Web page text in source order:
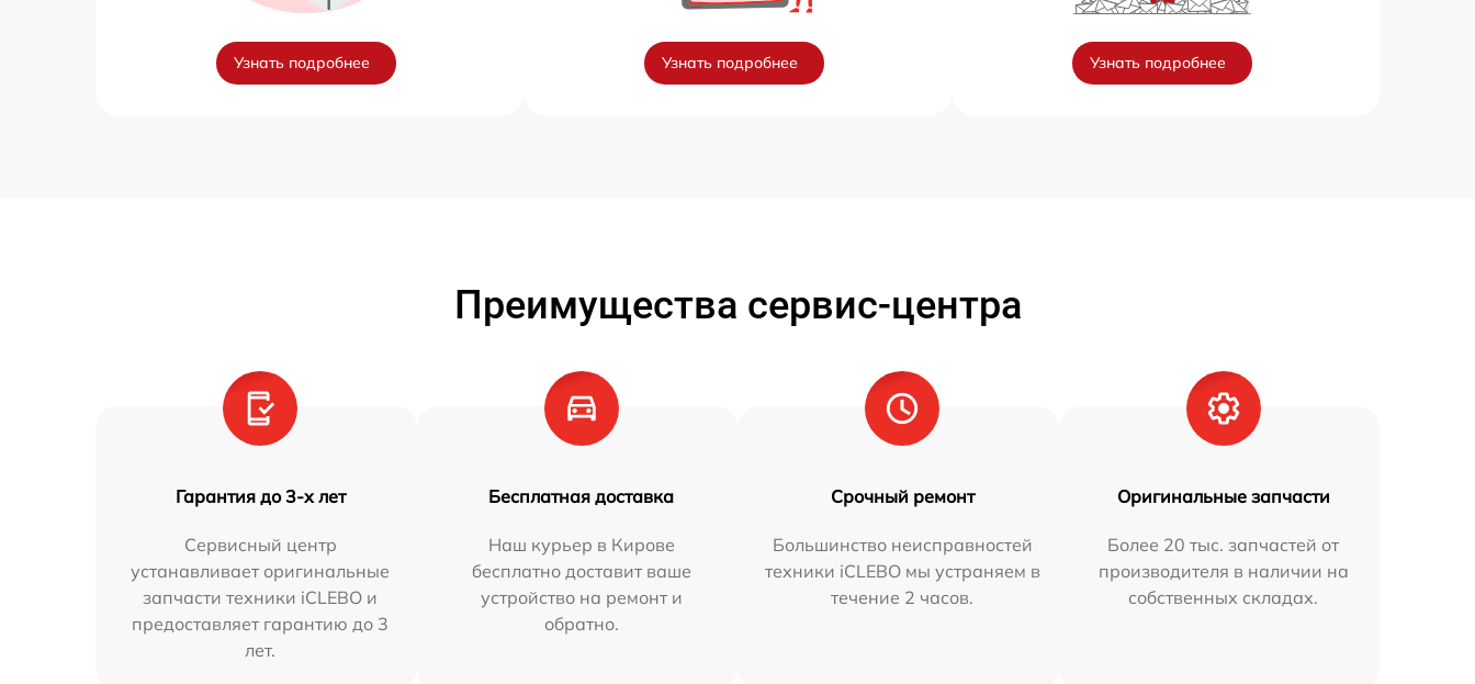
Узнать подробнее Узнать подробнее Узнать подробнее
Преимущества сервис-центра
Гарантия до 3-х лет
Сервисный центр
устанавливает оригинальные
запчасти техники iCLEBO и
предоставляет гарантию до 3
лет.
Бесплатная доставка
Наш курьер в Кирове
бесплатно доставит ваше
устройство на ремонт и
обратно.
Срочный ремонт
Большинство неисправностей
техники iCLEBO мы устраняем в
течение 2 часов.
Оригинальные запчасти
Более 20 тыс. запчастей от
производителя в наличии на
собственных складах.